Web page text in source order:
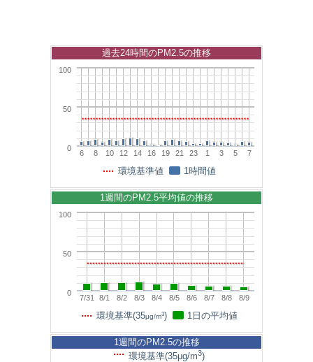
6 8 10 12 14 16 19 21 23 1 3 5 7
0
50
100
過去24時間のPM2.5の推移
環境基準値 1時間値
7/31 8/1 8/2 8/3 8/4 8/5 8/6 8/7 8/8 8/9
0
50
100
1週間のPM2.5平均値の推移
環境基準(35μg/m3) 1日の平均値
1週間のPM2.5の推移
環境基準(35μg/m3)